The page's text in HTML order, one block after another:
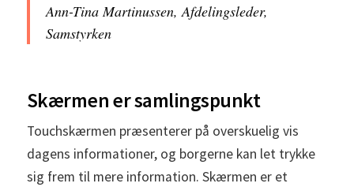
Ann-Tina Martinussen, Afdelingsleder,
Samstyrken
Skærmen er samlingspunkt
Touchskærmen præsenterer på overskuelig vis
dagens informationer, og borgerne kan let trykke
sig frem til mere information. Skærmen er et